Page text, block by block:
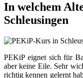
In welchem
Schleusingen
PEKiP eignet sich für
aber keine Eile. Sehr
richtig kennen gelernt